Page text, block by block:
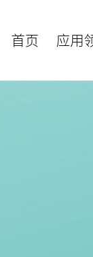
首页 应用